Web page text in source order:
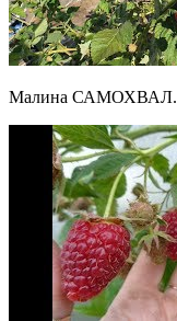
Малина САМОХВАЛ.